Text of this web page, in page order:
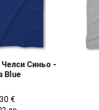
Синьо -
Blue
€